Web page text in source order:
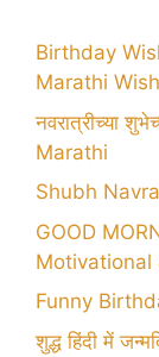
Birthday
Marathi
नवरात्रीच्या
Marathi
Shubh
GOOD
Motivational
Funny
शुद्ध हिंदी में